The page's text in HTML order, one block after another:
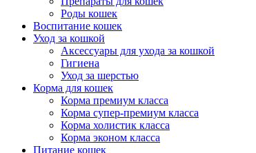
Роды кошек
Воспитание кошек
Уход за кошкой
Аксессуары для ухода за кошкой
Гигиена
Уход за шерстью
Корма для кошек
Корма премиум класса
Корма супер-премиум класса
Корма холистик класса
Корма эконом класса
Питание кошек